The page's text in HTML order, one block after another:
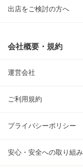
出店をご検討の方へ
会社概要・規約
運営会社
ご利用規約
プライバシーポリシー
安心・安全への取り組み